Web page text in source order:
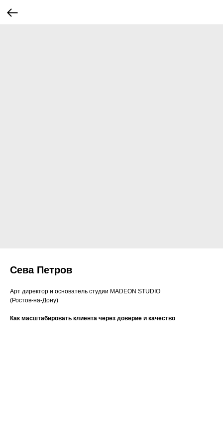
Сева Петров
Арт директор и основатель студии MADEON STUDIO
(Ростов‑на-Дону)
Как масштабировать клиента через доверие и качество